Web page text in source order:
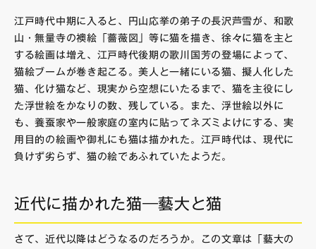
江戸時代中期に入ると、円山応挙の弟子の長沢芦雪が、和歌
山・無量寺の襖絵「薔薇図」等に猫を描き、徐々に猫を主と
する絵画は増え、江戸時代後期の歌川国芳の登場によって、
猫絵ブームが巻き起こる。美人と一緒にいる猫、擬人化した
猫、化け猫など、現実から空想にいたるまで、猫を主役にし
た浮世絵をかなりの数、残している。また、浮世絵以外に
も、養蚕家や一般家庭の室内に貼ってネズミよけにする、実
用目的の絵画や御札にも猫は描かれた。江戸時代は、現代に
負けず劣らず、猫の絵であふれていたようだ。
近代に描かれた猫―藝大と猫
さて、近代以降はどうなるのだろうか。この文章は「藝大の